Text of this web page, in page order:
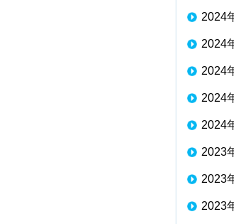
2024
2024
2024
2024
2024
2023
2023
2023